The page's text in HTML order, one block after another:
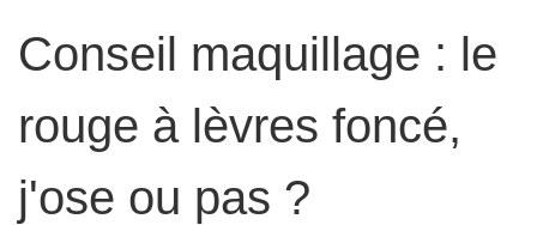
Conseil maquillage : le
rouge à lèvres foncé,
j'ose ou pas ?